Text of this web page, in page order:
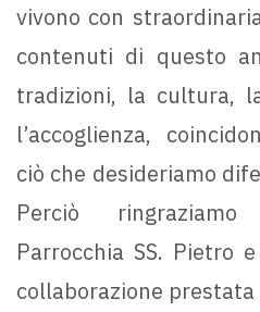
vivono con
contenuti di questo
tradizioni, la cultura,
l’accoglienza,
ciò che desideriamo
Perciò
Parrocchia SS. Pietro
collaborazione